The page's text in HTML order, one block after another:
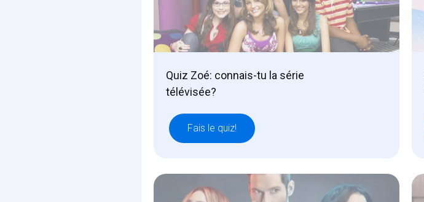
Quiz Zoé: connais-tu la série
télévisée?
Fais le quiz!